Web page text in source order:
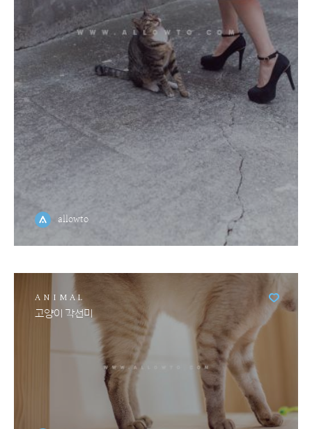
allowto
ANIMAL
고양이 각선미